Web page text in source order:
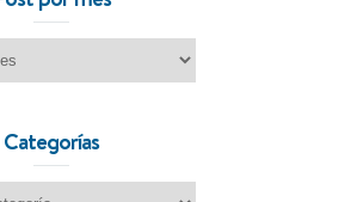
Categorías